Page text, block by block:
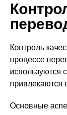
Контроль
процессе
используются
привлекаются
Основные